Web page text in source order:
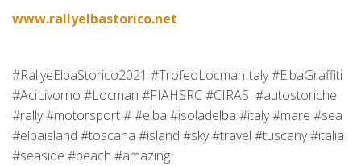
www.rallyelbastorico.net
#RallyeElbaStorico2021 #TrofeoLocmanItaly #ElbaGraffiti
#AciLivorno #Locman #FIAHSRC #CIRAS #autostoriche
#rally #motorsport # #elba #isoladelba #italy #mare #sea
#elbaisland #toscana #island #sky #travel #tuscany #italia
#seaside #beach #amazing